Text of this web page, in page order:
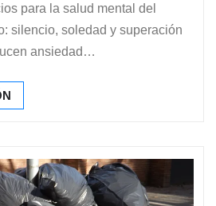
para la salud mental del
silencio, soledad y superación
ansiedad…